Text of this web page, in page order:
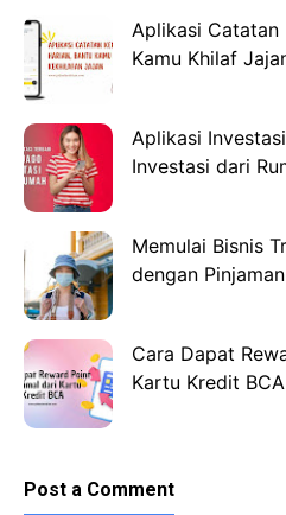
Aplikasi Catatan
Kamu Khilaf
Aplikasi
Investasi dari
Memulai Bisnis
dengan
Cara Dapat
Kartu Kredit BCA
Post a Comment